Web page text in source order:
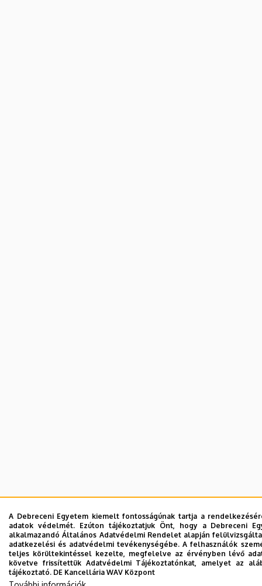
A Debreceni Egyetem kiemelt fontosságúnak tartja a
adatok védelmét. Ezúton tájékoztatjuk Önt, hogy a Debreceni
alkalmazandó Általános Adatvédelmi Rendelet alapján
adatkezelési és adatvédelmi tevékenységébe. A felhasználók
teljes körültekintéssel kezelte, megfelelve az érvényben lévő
követve frissítettük Adatvédelmi Tájékoztatónkat, amelyet az
tájékoztató. DE Kancellária WAV Központ